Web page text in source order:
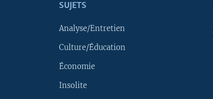
SUJETS
Analyse/Entretien
Culture/Éducation
Économie
Insolite